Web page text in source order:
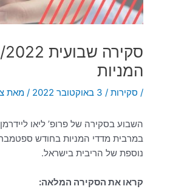
המניות
/ סקירות / 3 באוקטובר 2022 / מאת
השבוע בסקירה של פרופ’ ליאו
במרבית מדדי המניות בחודש ספטמבר
נוספת של הריבית בישראל.
קראו את הסקירה המלאה: